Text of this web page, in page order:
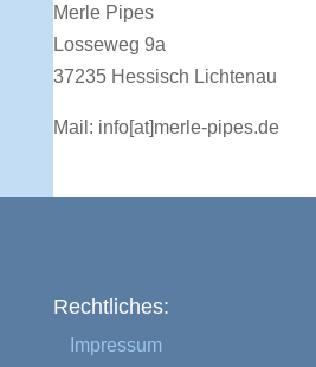
Merle Pipes
Losseweg 9a
37235 Hessisch Lichtenau
Mail: info[at]merle-pipes.de
Rechtliches:
Impressum